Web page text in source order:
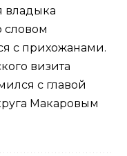
владыка
словом
с прихожанами.
визита
с главой
Макаровым